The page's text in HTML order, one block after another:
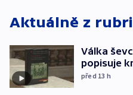
Aktuálně z
Válka
popisuje
před 13 h